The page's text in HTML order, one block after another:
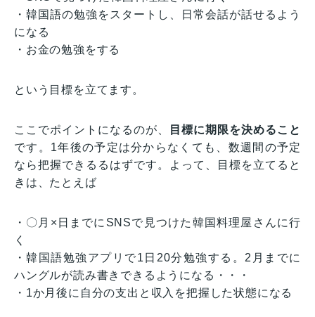
・韓国語の勉強をスタートし、日常会話が話せるよう
になる
・お金の勉強をする
という目標を立てます。
ここでポイントになるのが、
目標に期限を決めること
です。1年後の予定は分からなくても、数週間の予定
なら把握できるるはずです。よって、目標を立てると
きは、たとえば
・〇月×日までにSNSで見つけた韓国料理屋さんに行
く
・韓国語勉強アプリで1日20分勉強する。2月までに
ハングルが読み書きできるようになる・・・
・1か月後に自分の支出と収入を把握した状態になる